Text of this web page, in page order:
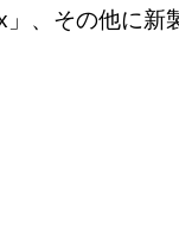
、その他に新